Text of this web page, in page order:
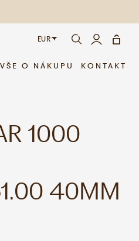
EUR
CZK
VŠE O NÁKUPU KONTAKT
1000
40MM